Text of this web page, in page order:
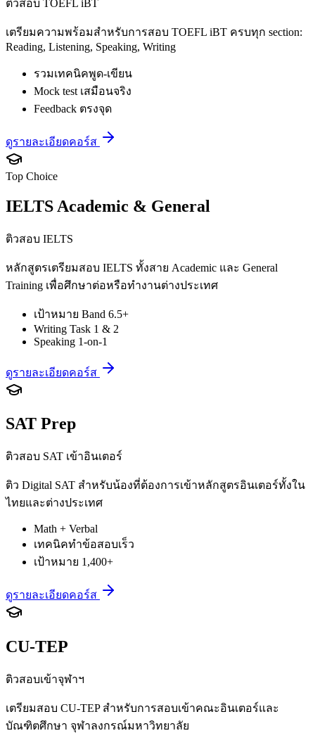
ติวสอบ TOEFL iBT
เตรียมความพร้อมสำหรับการสอบ TOEFL iBT ครบทุก section:
Reading, Listening, Speaking, Writing
รวมเทคนิคพูด-เขียน
Mock test เสมือนจริง
Feedback ตรงจุด
ดูรายละเอียดคอร์ส
Top Choice
IELTS Academic & General
ติวสอบ IELTS
หลักสูตรเตรียมสอบ IELTS ทั้งสาย Academic และ General
Training เพื่อศึกษาต่อหรือทำงานต่างประเทศ
เป้าหมาย Band 6.5+
Writing Task 1 & 2
Speaking 1-on-1
ดูรายละเอียดคอร์ส
SAT Prep
ติวสอบ SAT เข้าอินเตอร์
ติว Digital SAT สำหรับน้องที่ต้องการเข้าหลักสูตรอินเตอร์ทั้งใน
ไทยและต่างประเทศ
Math + Verbal
เทคนิคทำข้อสอบเร็ว
เป้าหมาย 1,400+
ดูรายละเอียดคอร์ส
CU-TEP
ติวสอบเข้าจุฬาฯ
เตรียมสอบ CU-TEP สำหรับการสอบเข้าคณะอินเตอร์และ
บัณฑิตศึกษา จุฬาลงกรณ์มหาวิทยาลัย